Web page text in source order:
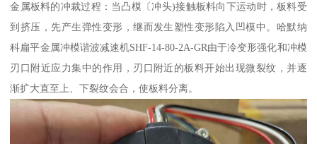
金属板料的冲裁过程：当凸模〔冲头)接触板料向下运动时，板料受
到挤压，先产生弹性变形，继而发生塑性变形陷入凹模中。哈默纳
科扁平金属冲模谐波减速机SHF-14-80-2A-GR由于冷变形强化和冲模
刃口附近应力集中的作用，刃口附近的板料开始出现微裂纹，并逐
渐扩大直至上、下裂纹会合，使板料分离。